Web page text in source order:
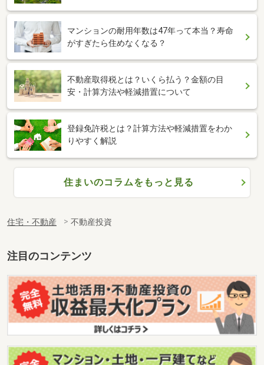
マンションの耐用年数は47年って本当？寿命
がすぎたら住めなくなる？
不動産取得税とは？いくら払う？金額の目
安・計算方法や軽減措置について
登録免許税とは？計算方法や軽減措置をわか
りやすく解説
住まいのコラムをもっと見る
住宅・不動産 不動産投資
注目のコンテンツ